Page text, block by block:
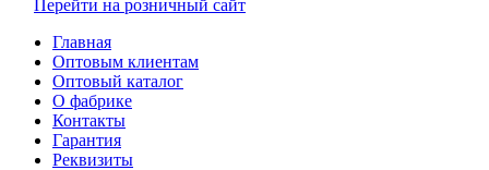
Перейти на розничный сайт
Главная
Оптовым клиентам
Оптовый каталог
О фабрике
Контакты
Гарантия
Реквизиты